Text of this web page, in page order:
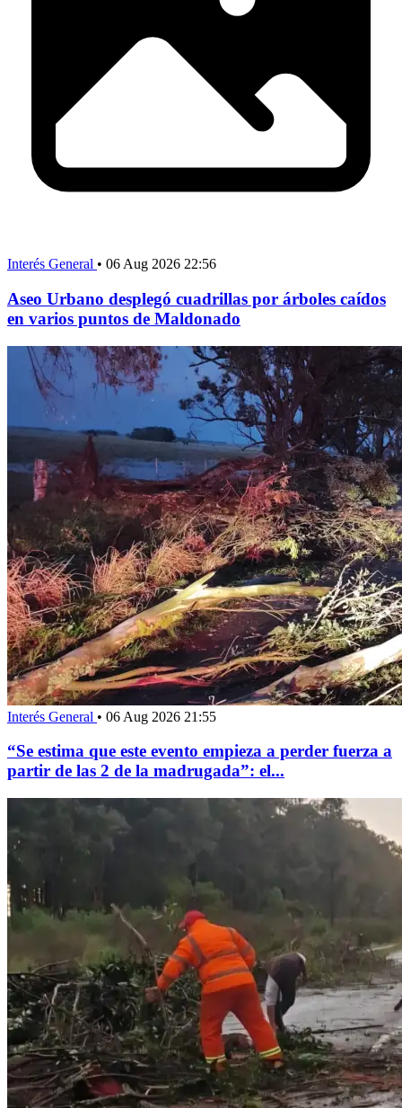
Interés General • 06 Aug 2026 22:56
Aseo Urbano desplegó cuadrillas por árboles caídos
en varios puntos de Maldonado
Interés General • 06 Aug 2026 21:55
“Se estima que este evento empieza a perder fuerza a
partir de las 2 de la madrugada”: el...